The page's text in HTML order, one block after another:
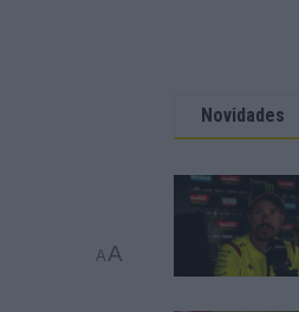
AA
Novidades